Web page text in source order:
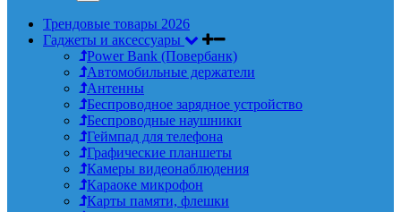
Трендовые товары 2026
Гаджеты и аксессуары
Power Bank (Повербанк)
Автомобильные держатели
Антенны
Беспроводное зарядное устройство
Беспроводные наушники
Геймпад для телефона
Графические планшеты
Камеры видеонаблюдения
Караоке микрофон
Карты памяти, флешки